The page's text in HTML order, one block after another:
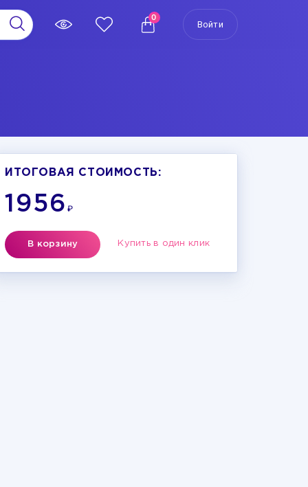
0
Войти
ИТОГОВАЯ СТОИМОСТЬ:
1956 ₽
В корзину Купить в один клик